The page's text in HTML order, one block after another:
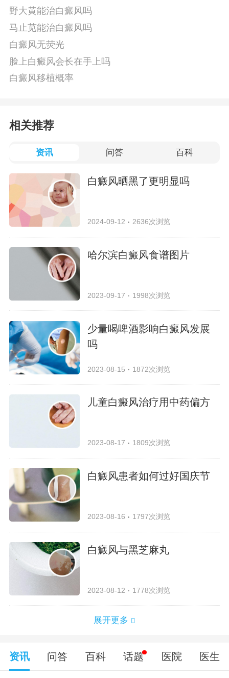
野大黄能治白癜风吗
马止苋能治白癜风吗
白癜风无荧光
脸上白癜风会长在手上吗
白癜风移植概率
相关推荐
资讯 问答 百科
白癜风晒黑了更明显吗
2024-09-12 2636次浏览
哈尔滨白癜风食谱图片
2023-09-17 1998次浏览
少量喝啤酒影响白癜风发展
吗
2023-08-15 1872次浏览
儿童白癜风治疗用中药偏方
2023-08-17 1809次浏览
白癜风患者如何过好国庆节
2023-08-16 1797次浏览
白癜风与黑芝麻丸
2023-08-12 1778次浏览
展开更多
资讯 问答 百科 话题 医院 医生